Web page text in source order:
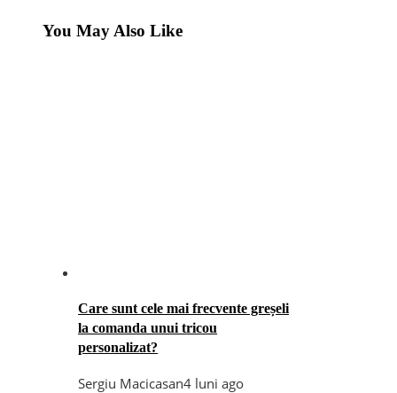
You May Also Like
Care sunt cele mai frecvente greșeli
la comanda unui tricou
personalizat?
Sergiu Macicasan4 luni ago